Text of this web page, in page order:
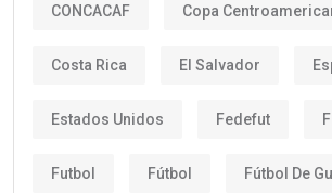
CONCACAF Copa
Costa Rica El Salvador
Estados Unidos Fedefut
Futbol Fútbol Fútbol De